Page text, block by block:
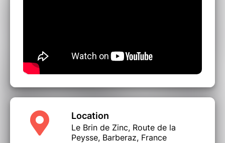
Location
Le Brin de Zinc, Route de la
Peysse, Barberaz, France